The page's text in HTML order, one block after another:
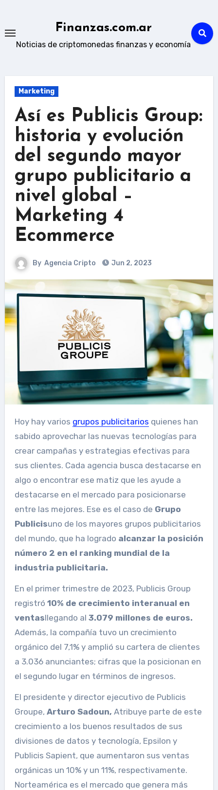
content
Finanzas.com.ar
Noticias de criptomonedas finanzas y economía
Marketing
Así es Publicis Group:
historia y evolución
del segundo mayor
grupo publicitario a
nivel global –
Marketing 4
Ecommerce
By Agencia Cripto Jun 2, 2023
Hoy hay varios grupos publicitarios quienes han
sabido aprovechar las nuevas tecnologías para
crear campañas y estrategias efectivas para
sus clientes. Cada agencia busca destacarse en
algo o encontrar ese matiz que les ayude a
destacarse en el mercado para posicionarse
entre las mejores. Ese es el caso de Grupo
Publicisuno de los mayores grupos publicitarios
del mundo, que ha logrado alcanzar la posición
número 2 en el ranking mundial de la
industria publicitaria.
En el primer trimestre de 2023, Publicis Group
registró 10% de crecimiento interanual en
ventasllegando al 3.079 millones de euros.
Además, la compañía tuvo un crecimiento
orgánico del 7,1% y amplió su cartera de clientes
a 3.036 anunciantes; cifras que la posicionan en
el segundo lugar en términos de ingresos.
El presidente y director ejecutivo de Publicis
Groupe, Arturo Sadoun, Atribuye parte de este
crecimiento a los buenos resultados de sus
divisiones de datos y tecnología, Epsilon y
Publicis Sapient, que aumentaron sus ventas
orgánicas un 10% y un 11%, respectivamente.
Norteamérica es el mercado que genera más